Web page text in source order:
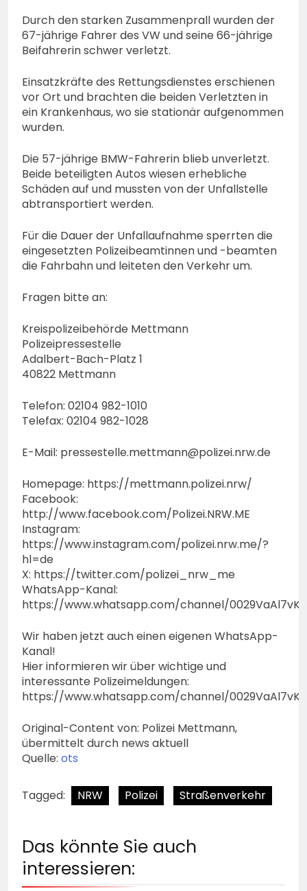
Durch den starken Zusammenprall wurden der
67-jährige Fahrer des VW und seine 66-jährige
Beifahrerin schwer verletzt.
Einsatzkräfte des Rettungsdienstes erschienen
vor Ort und brachten die beiden Verletzten in
ein Krankenhaus, wo sie stationär aufgenommen
wurden.
Die 57-jährige BMW-Fahrerin blieb unverletzt.
Beide beteiligten Autos wiesen erhebliche
Schäden auf und mussten von der Unfallstelle
abtransportiert werden.
Für die Dauer der Unfallaufnahme sperrten die
eingesetzten Polizeibeamtinnen und -beamten
die Fahrbahn und leiteten den Verkehr um.
Fragen bitte an:
Kreispolizeibehörde Mettmann
Polizeipressestelle
Adalbert-Bach-Platz 1
40822 Mettmann
Telefon: 02104 982-1010
Telefax: 02104 982-1028
E-Mail: pressestelle.mettmann@polizei.nrw.de
Homepage: https://mettmann.polizei.nrw/
Facebook:
http://www.facebook.com/Polizei.NRW.ME
Instagram:
https://www.instagram.com/polizei.nrw.me/?
hl=de
X: https://twitter.com/polizei_nrw_me
WhatsApp-Kanal:
https://www.whatsapp.com/channel/
Wir haben jetzt auch einen eigenen WhatsApp-
Kanal!
Hier informieren wir über wichtige und
interessante Polizeimeldungen:
https://www.whatsapp.com/channel/
Original-Content von: Polizei Mettmann,
übermittelt durch news aktuell
Quelle: ots
Tagged: NRW Polizei Straßenverkehr
Das könnte Sie auch
interessieren: